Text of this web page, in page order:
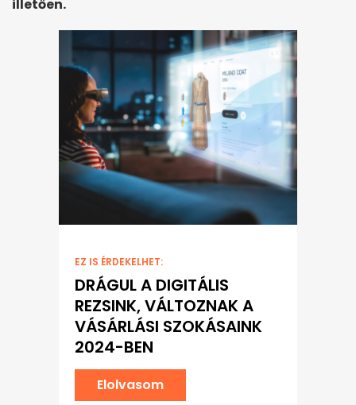
illetően.
EZ IS ÉRDEKELHET:
DRÁGUL A DIGITÁLIS
REZSINK, VÁLTOZNAK A
VÁSÁRLÁSI SZOKÁSAINK
2024-BEN
Elolvasom